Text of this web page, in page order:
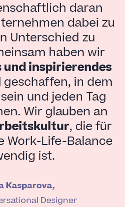
daran
dabei zu
Unterschied zu
haben wir
inspirierendes
geschaffen, in dem
und jeden Tag
Wir glauben an
, die für
Work-Life-Balance
ist.
Kasparova,
Designer